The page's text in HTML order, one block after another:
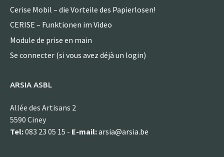
Cerise Mobil – die Vorteile des Papierlosen!
CERISE – Funktionen im Video
Module de prise en main
Se connecter (si vous avez déjà un login)
ARSIA ASBL
Allée des Artisans 2
5590 Ciney
Tel:083 23 05 15 - E-mail:arsia@arsia.be